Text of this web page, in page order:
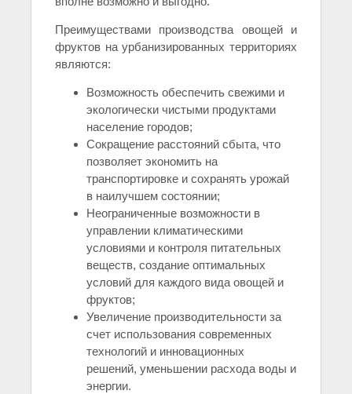
Преимуществами производства овощей и
фруктов на урбанизированных территориях
являются:
Возможность обеспечить свежими и
экологически чистыми продуктами
население городов;
Сокращение расстояний сбыта, что
позволяет экономить на
транспортировке и сохранять урожай
в наилучшем состоянии;
Неограниченные возможности в
управлении климатическими
условиями и контроля питательных
веществ, создание оптимальных
условий для каждого вида овощей и
фруктов;
Увеличение производительности за
счет использования современных
технологий и инновационных
решений, уменьшении расхода воды и
энергии.